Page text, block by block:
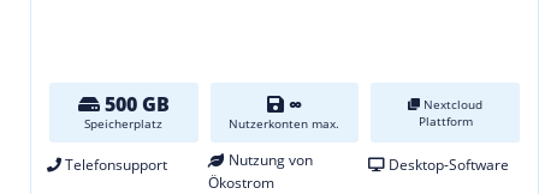
500 GB
Speicherplatz
∞
Nutzerkonten max.
Nextcloud
Plattform
Telefonsupport
Nutzung von
Ökostrom
Desktop-Software